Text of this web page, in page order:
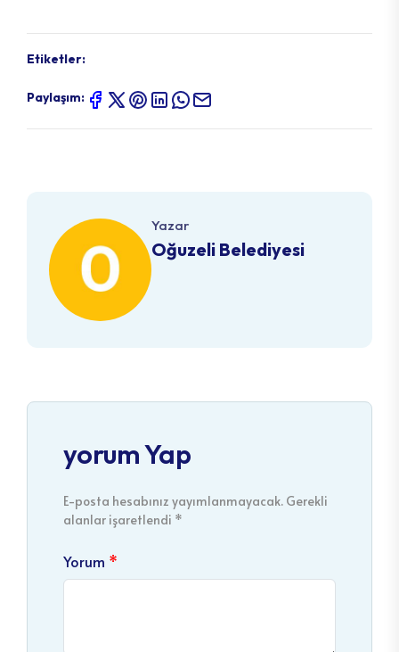
Etiketler:
Paylaşım:
Yazar
Oğuzeli Belediyesi
yorum Yap
E-posta hesabınız yayımlanmayacak. Gerekli
alanlar işaretlendi *
Yorum